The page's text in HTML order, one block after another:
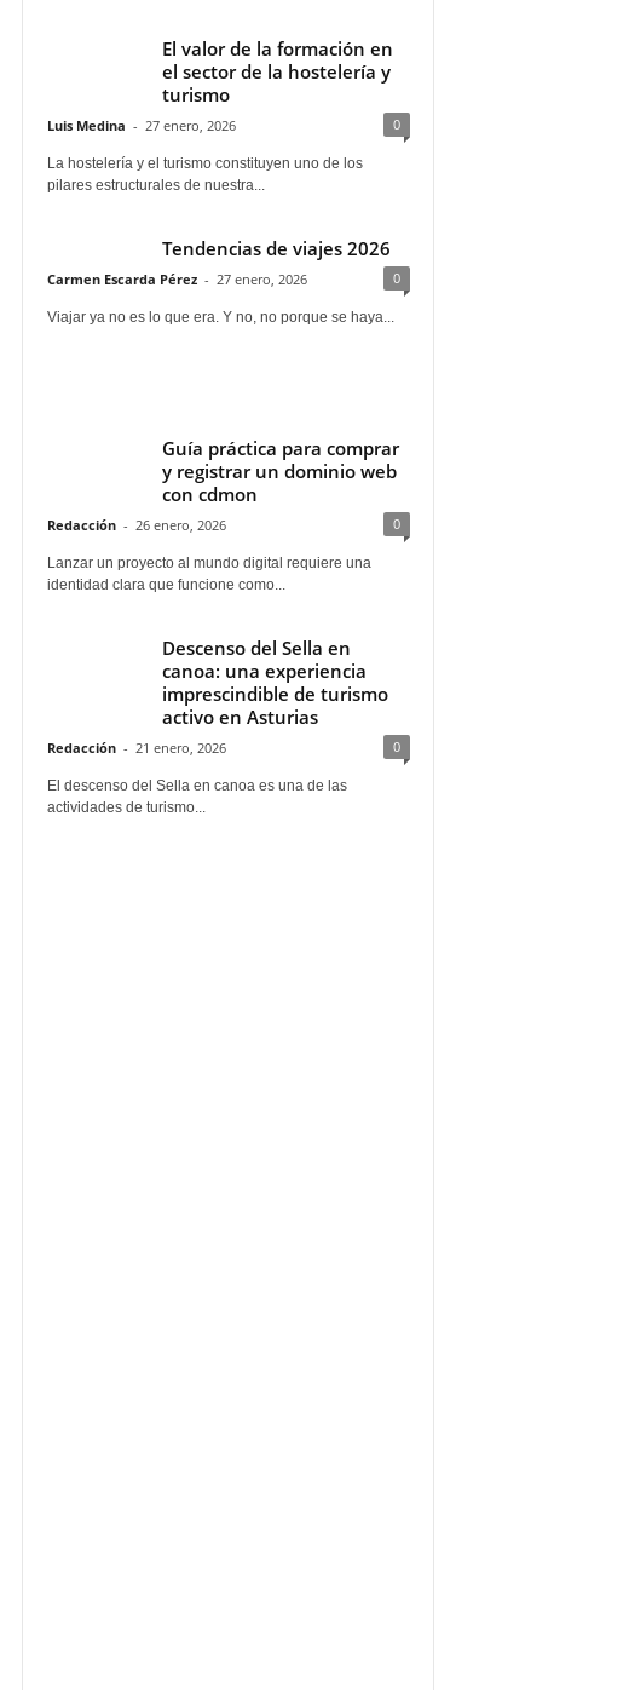
El valor de la formación en
el sector de la hostelería y
turismo
Luis Medina - 27 enero, 2026 0
La hostelería y el turismo constituyen uno de los
pilares estructurales de nuestra...
Tendencias de viajes 2026
Carmen Escarda Pérez - 27 enero, 2026 0
Viajar ya no es lo que era. Y no, no porque se haya...
Guía práctica para comprar
y registrar un dominio web
con cdmon
Redacción - 26 enero, 2026 0
Lanzar un proyecto al mundo digital requiere una
identidad clara que funcione como...
Descenso del Sella en
canoa: una experiencia
imprescindible de turismo
activo en Asturias
Redacción - 21 enero, 2026 0
El descenso del Sella en canoa es una de las
actividades de turismo...